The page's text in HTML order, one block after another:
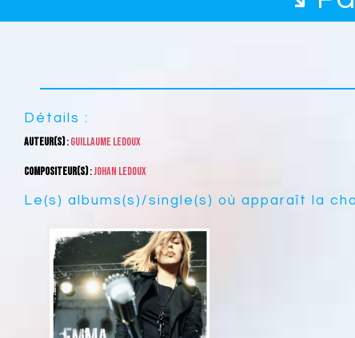
Détails :
Auteur(s):Guillaume Ledoux
Compositeur(s):Johan Ledoux
Le(s) albums(s)/single(s) où apparaît la